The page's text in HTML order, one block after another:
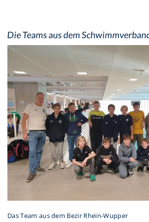
Die Teams aus dem
Das Team aus dem Bezir Rhein-Wupper